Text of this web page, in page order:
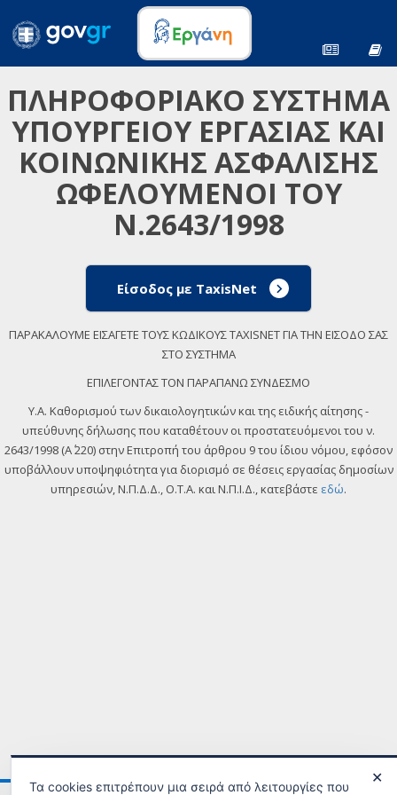
ΠΛΗΡΟΦΟΡΙΑΚΟ ΣΥΣΤΗΜΑ
ΥΠΟΥΡΓΕΙΟΥ ΕΡΓΑΣΙΑΣ ΚΑΙ
ΚΟΙΝΩΝΙΚΗΣ ΑΣΦΑΛΙΣΗΣ
ΩΦΕΛΟΥΜΕΝΟΙ ΤΟΥ
Ν.2643/1998
Είσοδος με TaxisNet
ΠΑΡΑΚΑΛΟΥΜΕ ΕΙΣΑΓΕΤΕ ΤΟΥΣ ΚΩΔΙΚΟΥΣ TAXISNET ΓΙΑ ΤΗΝ ΕΙΣΟΔΟ ΣΑΣ
ΣΤΟ ΣΥΣΤΗΜΑ
ΕΠΙΛΕΓΟΝΤΑΣ ΤΟΝ ΠΑΡΑΠΑΝΩ ΣΥΝΔΕΣΜΟ
Y.A. Καθορισμού των δικαιολογητικών και της ειδικής αίτησης -
υπεύθυνης δήλωσης που καταθέτουν οι προστατευόμενοι του ν.
2643/1998 (Α΄ 220) στην Επιτροπή του άρθρου 9 του ίδιου νόμου, εφόσον
υποβάλλουν υποψηφιότητα για διορισμό σε θέσεις εργασίας δημοσίων
υπηρεσιών, Ν.Π.Δ.Δ., Ο.Τ.Α. και Ν.Π.Ι.Δ., κατεβάστε εδώ.
✕
Τα cookies επιτρέπουν μια σειρά από λειτουργίες που